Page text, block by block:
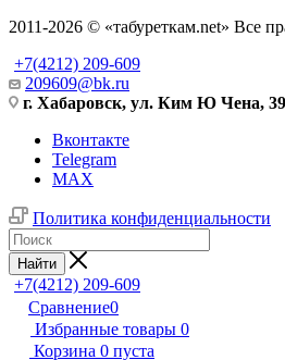
2011-2026 © «табуреткам.net» Все
+7(4212) 209-609
209609@bk.ru
г. Хабаровск, ул. Ким Ю Чена, 39
Вконтакте
Telegram
MAX
Политика конфиденциальности
Найти
+7(4212) 209-609
Сравнение0
Избранные товары 0
Корзина 0 пуста